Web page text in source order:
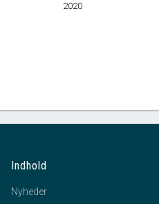
2020
Indhold
Nyheder